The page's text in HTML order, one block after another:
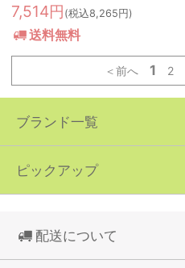
7,514円 (税込8,265円)
送料無料
＜前へ 1 2
ブランド一覧
ピックアップ
配送について